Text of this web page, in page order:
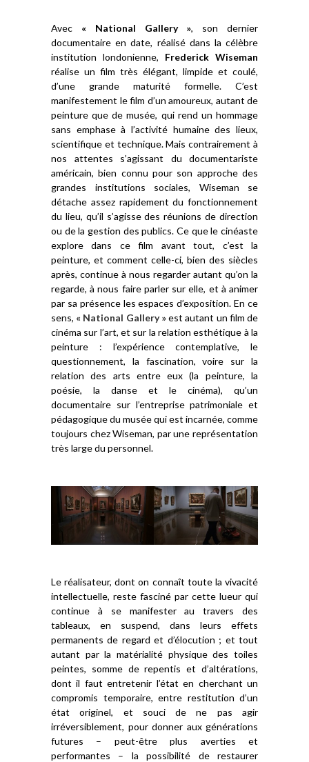
Avec « National Gallery », son dernier
documentaire en date, réalisé dans la célèbre
institution londonienne, Frederick Wiseman
réalise un film très élégant, limpide et coulé,
d’une grande maturité formelle. C’est
manifestement le film d’un amoureux, autant de
peinture que de musée, qui rend un hommage
sans emphase à l’activité humaine des lieux,
scientifique et technique. Mais contrairement à
nos attentes s’agissant du documentariste
américain, bien connu pour son approche des
grandes institutions sociales, Wiseman se
détache assez rapidement du fonctionnement
du lieu, qu’il s’agisse des réunions de direction
ou de la gestion des publics. Ce que le cinéaste
explore dans ce film avant tout, c’est la
peinture, et comment celle-ci, bien des siècles
après, continue à nous regarder autant qu’on la
regarde, à nous faire parler sur elle, et à animer
par sa présence les espaces d’exposition. En ce
sens, « National Gallery »est autant un film de
cinéma sur l’art, et sur la relation esthétique à la
peinture : l’expérience contemplative, le
questionnement, la fascination, voire sur la
relation des arts entre eux (la peinture, la
poésie, la danse et le cinéma), qu’un
documentaire sur l’entreprise patrimoniale et
pédagogique du musée qui est incarnée, comme
toujours chez Wiseman, par une représentation
très large du personnel.
Le réalisateur, dont on connaît toute la vivacité
intellectuelle, reste fasciné par cette lueur qui
continue à se manifester au travers des
tableaux, en suspend, dans leurs effets
permanents de regard et d’élocution ; et tout
autant par la matérialité physique des toiles
peintes, somme de repentis et d’altérations,
dont il faut entretenir l’état en cherchant un
compromis temporaire, entre restitution d’un
état originel, et souci de ne pas agir
irréversiblement, pour donner aux générations
futures – peut-être plus averties et
performantes – la possibilité de restaurer